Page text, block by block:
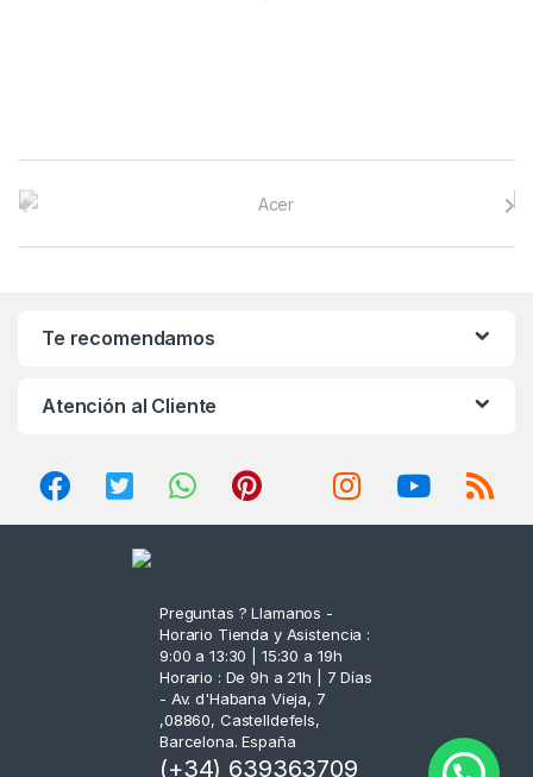
Te recomendamos
Atención al Cliente
Preguntas ? Llamanos -
Horario Tienda y Asistencia :
9:00 a 13:30 | 15:30 a 19h
Horario : De 9h a 21h | 7 Días
- Av. d'Habana Vieja, 7
,08860, Castelldefels,
Barcelona. España
(+34) 639363709